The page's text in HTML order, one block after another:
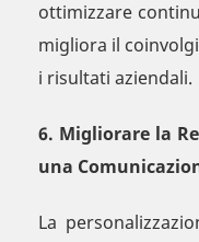
ottimizzare
migliora il
i risultati aziendali.
6. Migliorare la
una
La